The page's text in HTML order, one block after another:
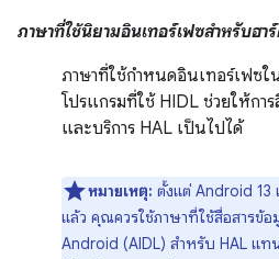
ภาษาที่ใช้นิยามอินเทอร์เฟซสำหรับฮา
ภาษาที่ใช้กำหนดอินเทอร์เฟซ
โปรแกรมที่ใช้ HIDL ช่วยให้กา
และบริการ HAL เป็นไปได้
หมายเหตุ: ตั้งแต่ Android 13
แล้ว คุณควรใช้ภาษาที่ใช้สื่อสารข้อ
Android (AIDL) สำหรับ HAL แท